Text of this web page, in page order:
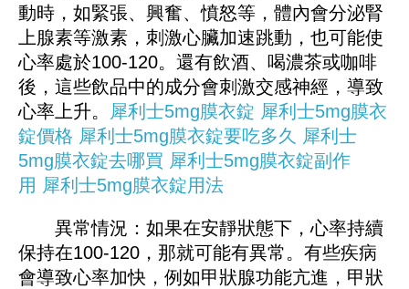
動時，如緊張、興奮、憤怒等，體內會分泌腎
上腺素等激素，刺激心臟加速跳動，也可能使
心率處於100-120。還有飲酒、喝濃茶或咖啡
後，這些飲品中的成分會刺激交感神經，導致
心率上升。
犀利士5mg膜衣錠 犀利士5mg膜衣
錠價格 犀利士5mg膜衣錠要吃多久 犀利士
5mg膜衣錠去哪買 犀利士5mg膜衣錠副作
用 犀利士5mg膜衣錠用法
異常情況：如果在安靜狀態下，心率持續
保持在100-120，那就可能有異常。有些疾病
會導致心率加快，例如甲狀腺功能亢進，甲狀